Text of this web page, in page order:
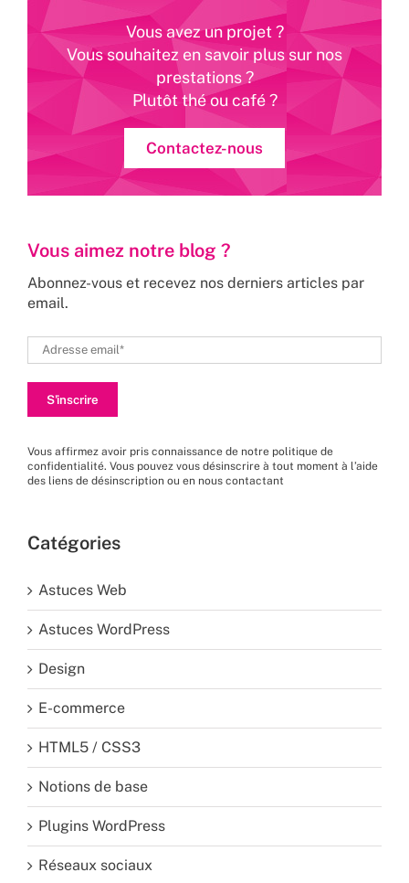
Vous avez un projet ?
Vous souhaitez en savoir plus sur nos
prestations ?
Plutôt thé ou café ?
Contactez-nous
Vous aimez notre blog ?
Abonnez-vous et recevez nos derniers articles par
email.
Vous affirmez avoir pris connaissance de notre politique de
confidentialité. Vous pouvez vous désinscrire à tout moment à l’aide
des liens de désinscription ou en nous contactant
Catégories
Astuces Web
Astuces WordPress
Design
E-commerce
HTML5 / CSS3
Notions de base
Plugins WordPress
Réseaux sociaux